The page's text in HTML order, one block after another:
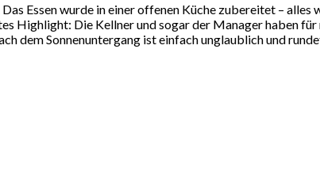
Essen wurde in einer offenen Küche zubereitet – alles
Die Kellner und sogar der Manager haben für
dem Sonnenuntergang ist einfach unglaublich und